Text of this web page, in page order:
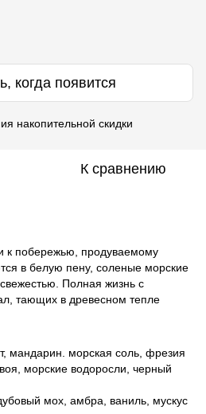
когда появится
накопительной скидки
К сравнению
к побережью, продуваемому
в белую пену, соленые морские
Полная жизнь с
тающих в древесном тепле
мандарин. морская соль, фрезия
морские водоросли, черный
мох, амбра, ваниль, мускус